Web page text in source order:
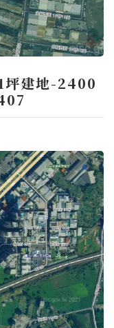
坪建地-2400